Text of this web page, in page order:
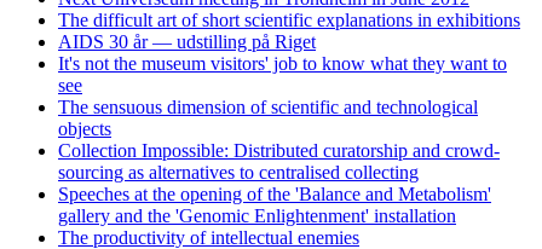
The difficult art of short scientific explanations in exhibitions
AIDS 30 år — udstilling på Riget
It's not the museum visitors' job to know what they want to
see
The sensuous dimension of scientific and technological
objects
Collection Impossible: Distributed curatorship and crowd-
sourcing as alternatives to centralised collecting
Speeches at the opening of the 'Balance and Metabolism'
gallery and the 'Genomic Enlightenment' installation
The productivity of intellectual enemies